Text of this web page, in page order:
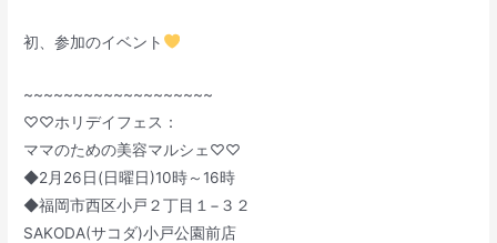
初、参加のイベント
~~~~~~~~~~~~~~~~~~~
♡♡ホリデイフェス：
ママのための美容マルシェ♡♡
◆2月26日(日曜日)10時～16時
◆福岡市西区小戸２丁目１−３２
SAKODA(サコダ)小戸公園前店